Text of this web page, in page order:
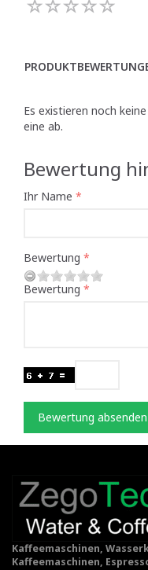
Es existieren noch
eine ab.
Bewertung
Ihr Name
Bewertung
Bewertung
Bewertung absenden
Kaffeemaschinen,
Kaffeemaschinen,